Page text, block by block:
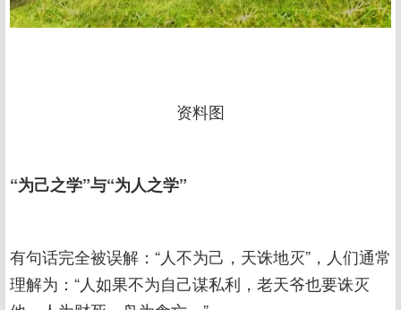
资料图
“为己之学”与“为人之学”
有句话完全被误解：“人不为己，天诛地灭”，人们通常
理解为：“人如果不为自己谋私利，老天爷也要诛灭